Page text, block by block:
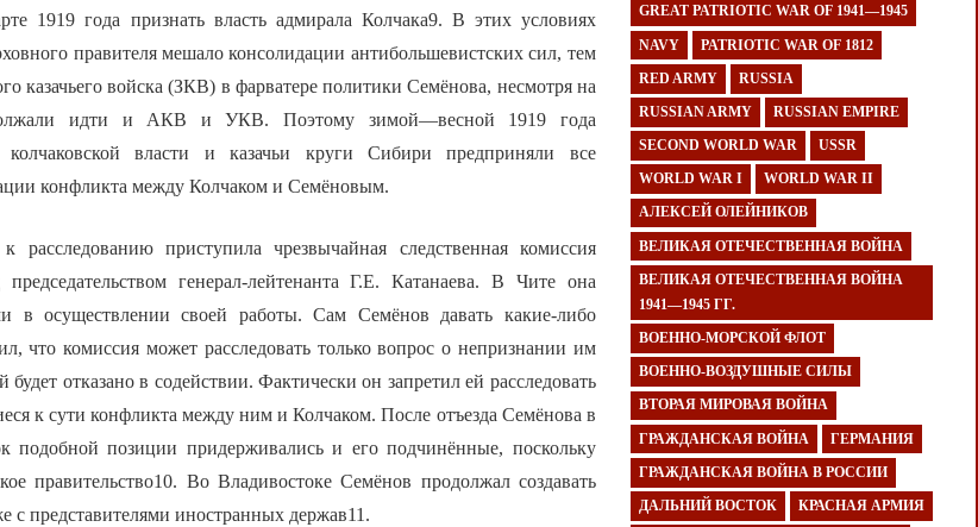
года признать власть адмирала Колчака9. В этих условиях
правителя мешало консолидации антибольшевистских сил, тем
казачьего войска (ЗКВ) в фарватере политики Семёнова, несмотря на
идти и АКВ и УКВ. Поэтому зимой—весной 1919 года
колчаковской власти и казачьи круги Сибири предприняли все
конфликта между Колчаком и Семёновым.
приступила чрезвычайная следственная комиссия
генерал-лейтенанта Г.Е. Катанаева. В Чите она
в осуществлении своей работы. Сам Семёнов давать какие-либо
что комиссия может расследовать только вопрос о непризнании им
отказано в содействии. Фактически он запретил ей расследовать
к сути конфликта между ним и Колчаком. После отъезда Семёнова в
подобной позиции придерживались и его подчинённые, поскольку
правительство10. Во Владивостоке Семёнов продолжал создавать
представителями иностранных держав11.
GREAT PATRIOTIC WAR OF 1941—1945
NAVY PATRIOTIC WAR OF 1812
RED ARMY RUSSIA
RUSSIAN ARMY RUSSIAN EMPIRE
SECOND WORLD WAR USSR
WORLD WAR I WORLD WAR II
АЛЕКСЕЙ ОЛЕЙНИКОВ
ВЕЛИКАЯ ОТЕЧЕСТВЕННАЯ ВОЙНА
ВЕЛИКАЯ ОТЕЧЕСТВЕННАЯ ВОЙНА
1941—1945 ГГ.
ВОЕННО-МОРСКОЙ ФЛОТ
ВОЕННО-ВОЗДУШНЫЕ СИЛЫ
ВТОРАЯ МИРОВАЯ ВОЙНА
ГРАЖДАНСКАЯ ВОЙНА ГЕРМАНИЯ
ГРАЖДАНСКАЯ ВОЙНА В РОССИИ
ДАЛЬНИЙ ВОСТОК КРАСНАЯ АРМИЯ